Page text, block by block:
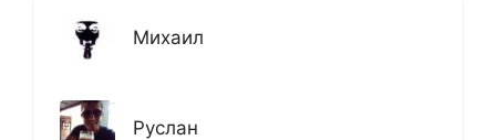
Михаил
Руслан